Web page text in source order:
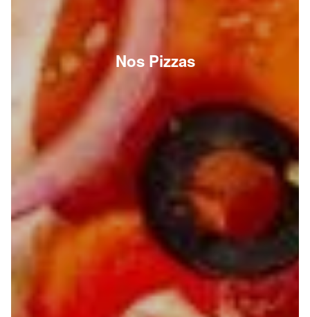
Nos Pizzas